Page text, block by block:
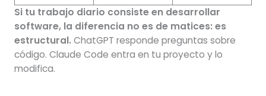
Si tu trabajo diario consiste en desarrollar
software, la diferencia no es de matices: es
estructural. ChatGPT responde preguntas sobre
código. Claude Code entra en tu proyecto y lo
modifica.